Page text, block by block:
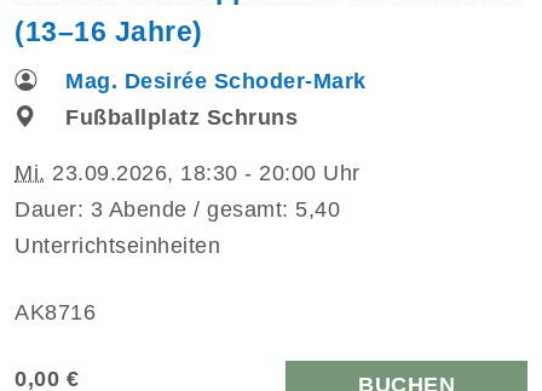
(13–16 Jahre)
Mag. Desirée Schoder-Mark
Fußballplatz Schruns
Mi. 23.09.2026, 18:30 - 20:00 Uhr
Dauer: 3 Abende / gesamt: 5,40
Unterrichtseinheiten
AK8716
0,00 € BUCHEN